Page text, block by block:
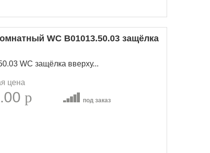
WC B01013.50.03 защёлка
WC защёлка вверху...
цена
p под заказ